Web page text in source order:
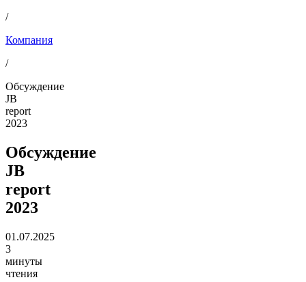
/
Компания
/
Обсуждение
JB
report
2023
Обсуждение
JB
report
2023
01.07.2025
3
минуты
чтения